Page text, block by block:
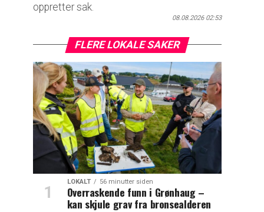
oppretter sak.
08.08.2026 02:53
FLERE LOKALE SAKER
LOKALT 56 minutter siden
Overraskende funn i Grønhaug –
kan skjule grav fra bronsealderen